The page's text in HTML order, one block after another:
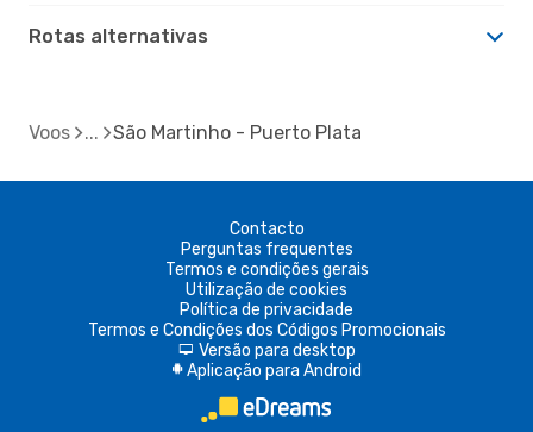
Rotas alternativas
Voos São Martinho - Puerto Plata
Contacto
Perguntas frequentes
Termos e condições gerais
Utilização de cookies
Política de privacidade
Termos e Condições dos Códigos Promocionais
d Versão para desktop
A Aplicação para Android